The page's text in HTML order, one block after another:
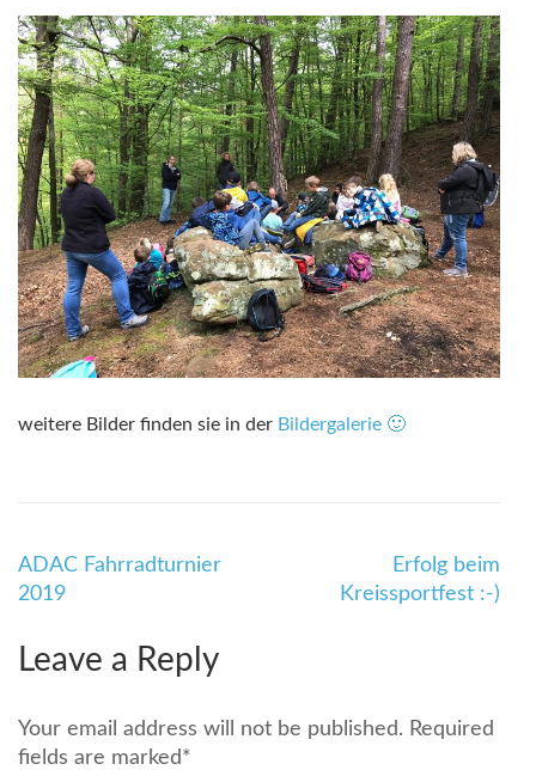
weitere Bilder finden sie in der Bildergalerie 🙂
Beitragsnavigation
ADAC Fahrradturnier
2019
Erfolg beim
Kreissportfest :-)
Leave a Reply
Your email address will not be published. Required
fields are marked*